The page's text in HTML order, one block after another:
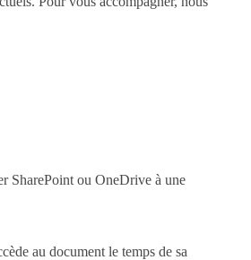
SharePoint ou OneDrive à une
au document le temps de sa